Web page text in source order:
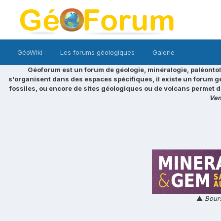
GéoWiki Les forums géologiques Galerie
Géoforum est un forum de géologie, minéralogie,
s'organisent dans des espaces spécifiques, il existe un forum
fossiles, ou encore de sites géologiques ou de volcans permet
▲